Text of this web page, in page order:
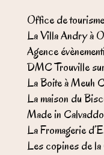
Office de
La Villa Andry à
Agence
DMC Trouville
La Boite à Meuh
La maison du
Made in
La Fromagerie
Les copines de